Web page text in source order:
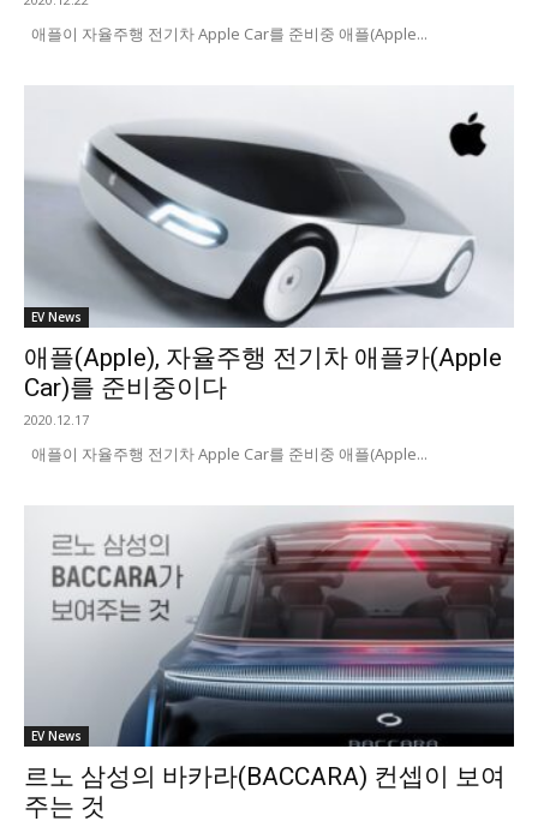
애플이 자율주행 전기차 Apple Car를 준비중 애플(Apple...
EV News
애플(Apple), 자율주행 전기차 애플카(Apple
Car)를 준비중이다
2020.12.17
애플이 자율주행 전기차 Apple Car를 준비중 애플(Apple...
EV News
르노 삼성의 바카라(BACCARA) 컨셉이 보여
주는 것